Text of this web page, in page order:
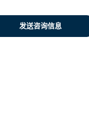
发送咨询信息